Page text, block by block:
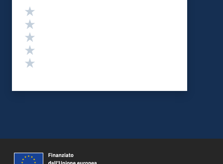
Valutazione